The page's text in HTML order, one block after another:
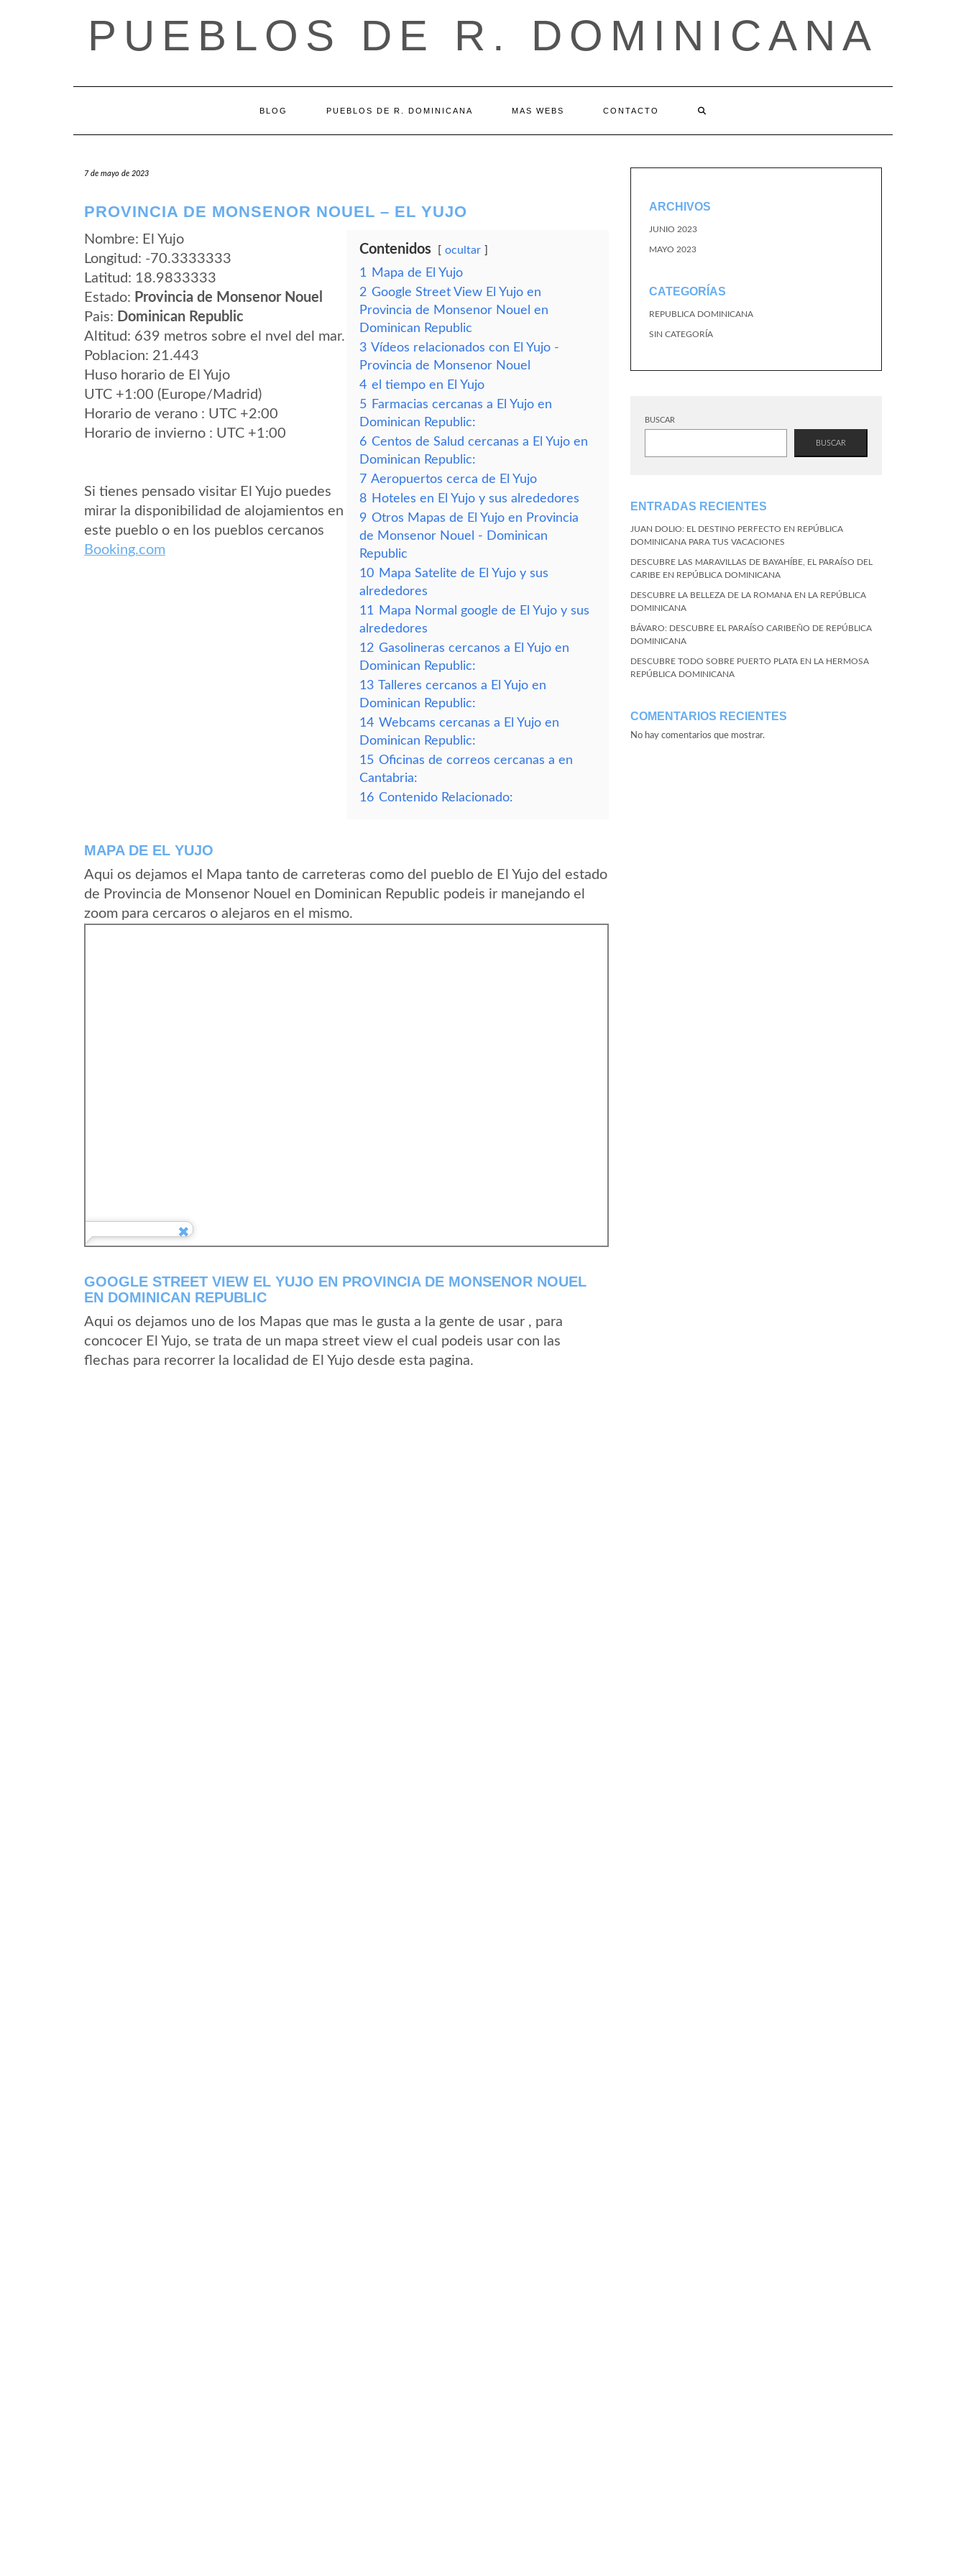
PUEBLOS DE R. DOMINICANA
BLOG PUEBLOS DE R. DOMINICANA MAS WEBS CONTACTO
7 de mayo de 2023
PROVINCIA DE MONSENOR NOUEL – EL YUJO
Nombre: El Yujo
Longitud: -70.3333333
Latitud: 18.9833333
Estado: Provincia de Monsenor Nouel
Pais: Dominican Republic
Altitud: 639 metros sobre el nvel del mar.
Poblacion: 21.443
Huso horario de El Yujo
UTC +1:00 (Europe/Madrid)
Horario de verano : UTC +2:00
Horario de invierno : UTC +1:00
Si tienes pensado visitar El Yujo puedes
mirar la disponibilidad de alojamientos en
este pueblo o en los pueblos cercanos
Booking.com
Contenidos ocultar
1
Mapa de El Yujo
2 Google Street View El Yujo en
Provincia de Monsenor Nouel en
Dominican Republic
3 Vídeos relacionados con El Yujo -
Provincia de Monsenor Nouel
4 el tiempo en El Yujo
5 Farmacias cercanas a El Yujo en
Dominican Republic:
6 Centos de Salud cercanas a El Yujo en
Dominican Republic:
7 Aeropuertos cerca de El Yujo
8 Hoteles en El Yujo y sus alrededores
9 Otros Mapas de El Yujo en Provincia
de Monsenor Nouel - Dominican
Republic
10 Mapa Satelite de El Yujo y sus
alrededores
11
Mapa Normal google de El Yujo y sus
alrededores
12 Gasolineras cercanos a El Yujo en
Dominican Republic:
13 Talleres cercanos a El Yujo en
Dominican Republic:
14 Webcams cercanas a El Yujo en
Dominican Republic:
15 Oficinas de correos cercanas a en
Cantabria:
16 Contenido Relacionado:
MAPA DE EL YUJO
Aqui os dejamos el Mapa tanto de carreteras como del pueblo de El Yujo del estado
de Provincia de Monsenor Nouel en Dominican Republic podeis ir manejando el
zoom para cercaros o alejaros en el mismo.
GOOGLE STREET VIEW EL YUJO EN PROVINCIA DE MONSENOR NOUEL
EN DOMINICAN REPUBLIC
Aqui os dejamos uno de los Mapas que mas le gusta a la gente de usar , para
concocer El Yujo, se trata de un mapa street view el cual podeis usar con las
flechas para recorrer la localidad de El Yujo desde esta pagina.
ARCHIVOS
JUNIO 2023
MAYO 2023
CATEGORÍAS
REPUBLICA DOMINICANA
SIN CATEGORÍA
BUSCAR
BUSCAR
ENTRADAS RECIENTES
JUAN DOLIO: EL DESTINO PERFECTO EN REPÚBLICA
DOMINICANA PARA TUS VACACIONES
DESCUBRE LAS MARAVILLAS DE BAYAHÍBE, EL PARAÍSO DEL
CARIBE EN REPÚBLICA DOMINICANA
DESCUBRE LA BELLEZA DE LA ROMANA EN LA REPÚBLICA
DOMINICANA
BÁVARO: DESCUBRE EL PARAÍSO CARIBEÑO DE REPÚBLICA
DOMINICANA
DESCUBRE TODO SOBRE PUERTO PLATA EN LA HERMOSA
REPÚBLICA DOMINICANA
COMENTARIOS RECIENTES
No hay comentarios que mostrar.